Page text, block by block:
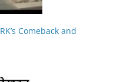
Comeback and